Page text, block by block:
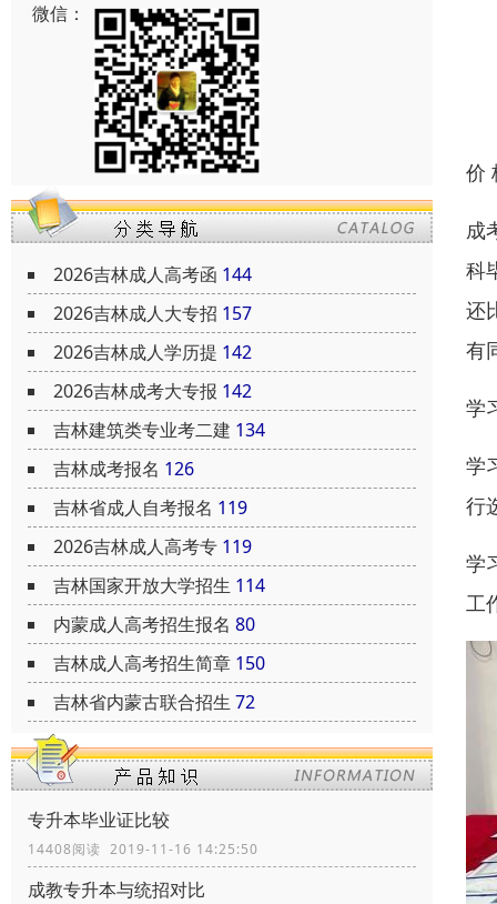
微信：
2026吉林成人高考函 144
2026吉林成人大专招 157
2026吉林成人学历提 142
2026吉林成考大专报 142
吉林建筑类专业考二建 134
吉林成考报名 126
吉林省成人自考报名 119
2026吉林成人高考专 119
吉林国家开放大学招生 114
内蒙成人高考招生报名 80
吉林成人高考招生简章 150
吉林省内蒙古联合招生 72
专升本毕业证比较
14408阅读 2019-11-16 14:25:50
成教专升本与统招对比
价
成
科
还
有
学
学
行
学
工